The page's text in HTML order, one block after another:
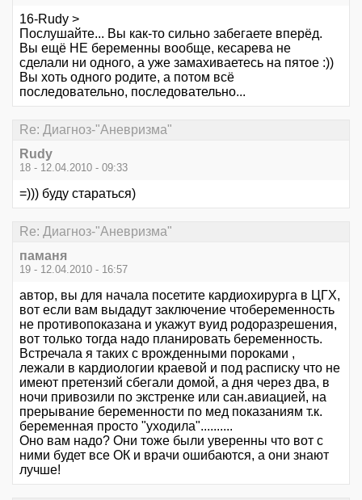
16-Rudy >
Послушайте... Вы как-то сильно забегаете вперёд.
Вы ещё НЕ беременны вообще, кесарева не
сделали ни одного, а уже замахиваетесь на пятое :))
Вы хоть одного родите, а потом всё
последовательно, последовательно...
Re: Диагноз-"Аневризма"
Rudy
18 - 12.04.2010 - 09:33
=))) буду стараться)
Re: Диагноз-"Аневризма"
паманя
19 - 12.04.2010 - 16:57
автор, вы для начала посетите кардиохирурга в ЦГХ,
вот если вам выдадут заключение чтобеременность
не противопоказана и укажут вуид родоразрешения,
вот только тогда надо планировать беременность.
Встречала я таких с врожденными пороками ,
лежали в кардиологии краевой и под расписку что не
имеют претензий сбегали домой, а дня через два, в
ночи привозили по экстренке или сан.авиацией, на
прерывание беременности по мед показаниям т.к.
беременная просто "уходила"..........
Оно вам надо? Они тоже были уверенны что вот с
ними будет все ОК и врачи ошибаются, а они знают
лучше!